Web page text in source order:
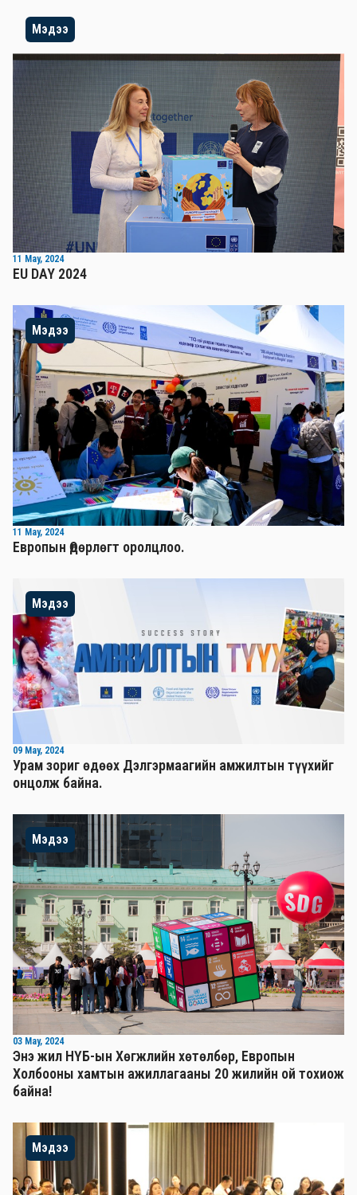
Мэдээ
11 May, 2024
EU DAY 2024
Мэдээ
11 May, 2024
Европын Өдөрлөгт оролцлоо.
Мэдээ
09 May, 2024
Урам зориг өдөөх Дэлгэрмаагийн амжилтын түүхийг
онцолж байна.
Мэдээ
03 May, 2024
Энэ жил НҮБ-ын Хөгжлийн хөтөлбөр, Европын
Холбооны хамтын ажиллагааны 20 жилийн ой тохиож
байна!
Мэдээ